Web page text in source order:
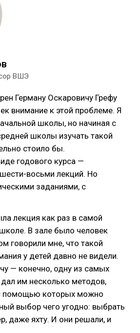
ВШЭ
Герману Оскаровичу Грефу
внимание к этой проблеме. Я
школы, но начиная с
школы изучать такой
стоило бы.
годового курса —
восьми лекций. Но
заданиями, с
лекция как раз в самой
В зале было человек
говорили мне, что такой
у детей давно не видели.
— конечно, одну из самых
им несколько методов,
помощью которых можно
выбор чего угодно: выбрать
даже яхту. И они решали, и